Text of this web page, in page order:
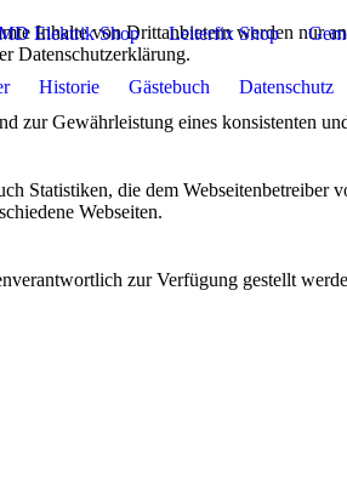
Elektrik Shop Leiterfix Shop
Historie Gästebuch Datenschutz
Inhalte von Drittanbietern werden nur
Datenschutzerklärung.
Gewährleistung eines konsistenten
Statistiken, die dem
Webseiten.
zur Verfügung gestellt